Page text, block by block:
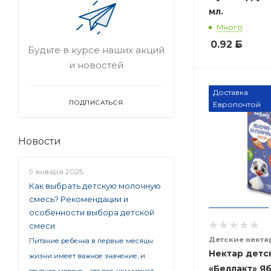
мл.
Много
0.92 Б
Доставка
Европочтой
Детские
Нектар
«Беллакт»
Будьте в курсе наших акций
и новостей
ПОДПИСАТЬСЯ
Новости
9 января 2025
Как выбрать детскую молочную
смесь? Рекомендации и
особенности выбора детской
смеси
Питание ребенка в первые месяцы
жизни имеет важное значение, и